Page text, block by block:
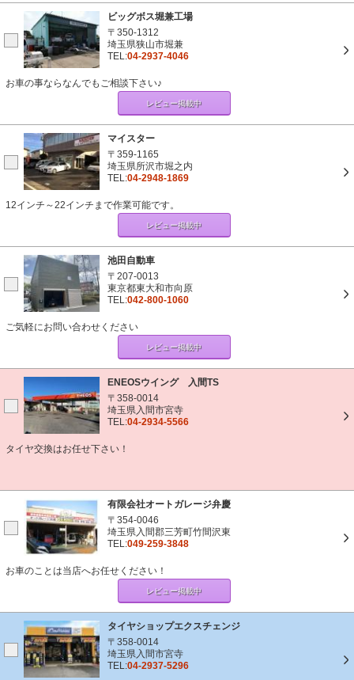
ビッグボス堀兼工場
〒350-1312
埼玉県狭山市堀兼
TEL:04-2937-4046
お車の事ならなんでもご相談下さい♪
レビュー掲載中
マイスター
〒359-1165
埼玉県所沢市堀之内
TEL:04-2948-1869
12インチ～22インチまで作業可能です。
レビュー掲載中
池田自動車
〒207-0013
東京都東大和市向原
TEL:042-800-1060
ご気軽にお問い合わせください
レビュー掲載中
ENEOSウイング 入間TS
〒358-0014
埼玉県入間市宮寺
TEL:04-2934-5566
タイヤ交換はお任せ下さい！
有限会社オートガレージ弁慶
〒354-0046
埼玉県入間郡三芳町竹間沢東
TEL:049-259-3848
お車のことは当店へお任せください！
レビュー掲載中
タイヤショップエクスチェンジ
〒358-0014
埼玉県入間市宮寺
TEL:04-2937-5296